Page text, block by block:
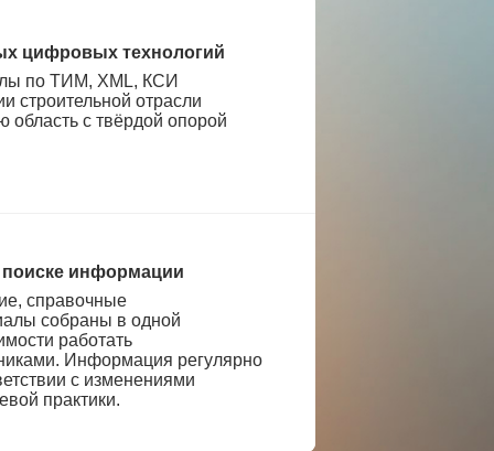
цифровых технологий
по ТИМ, XML, КСИ
строительной отрасли
область с твёрдой опорой
информации
справочные
собраны в одной
работать
Информация регулярно
с изменениями
практики.